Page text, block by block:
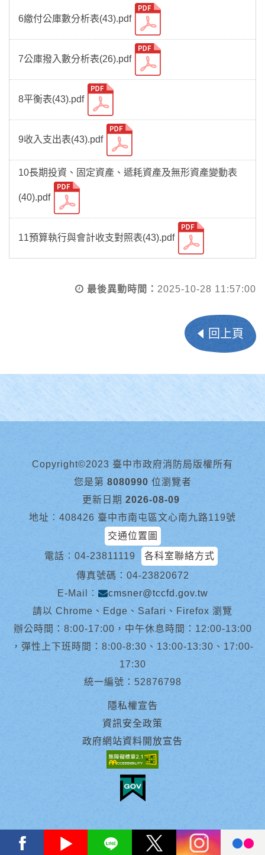
6繳付公庫數分析表(43).pdf
7公庫撥入數分析表(26).pdf
8平衡表(43).pdf
9收入支出表(43).pdf
10長期投資、固定資產、遞耗資產及無形資產變動表
(40).pdf
11預算執行與會計收支對照表(43).pdf
最後異動時間： 2025-10-28 11:57:00
回上頁
Copyright©2023 臺中市政府消防局版權所有
您是第 8080990 位瀏覽者
更新日期 2026-08-09
地址︰408426 臺中市南屯區文心南九路119號
交通位置圖
電話︰ 04-23811119
各科室聯絡方式
傳真號碼：04-23820672
E-Mail︰
cmsner@tccfd.gov.tw
請以 Chrome、Edge、Safari、Firefox 瀏覽
辦公時間：8:00-17:00，中午休息時間：12:00-13:00
，彈性上下班時間：8:00-8:30、13:00-13:30、17:00-
17:30
統一編號：52876798
隱私權宣告
資訊安全政策
政府網站資料開放宣告
facebook youtube Line X instagram